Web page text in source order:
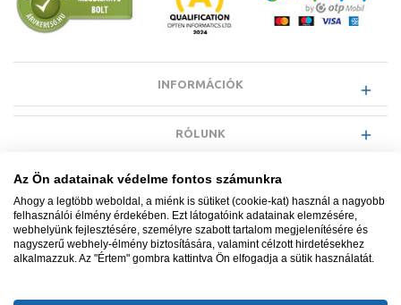
INFORMÁCIÓK
RÓLUNK
EGYÉB INFORMÁCIÓK
VÁSÁRLÓI INFORMÁCIÓK
Az Ön adatainak védelme fontos számunkra
Ahogy a legtöbb weboldal, a miénk is sütiket (cookie-kat) használ a nagyobb
felhasználói élmény érdekében. Ezt látogatóink adatainak elemzésére,
webhelyünk fejlesztésére, személyre szabott tartalom megjelenítésére és
nagyszerű webhely-élmény biztosítására, valamint célzott hirdetésekhez
alkalmazzuk. Az "Értem" gombra kattintva Ön elfogadja a sütik használatát.